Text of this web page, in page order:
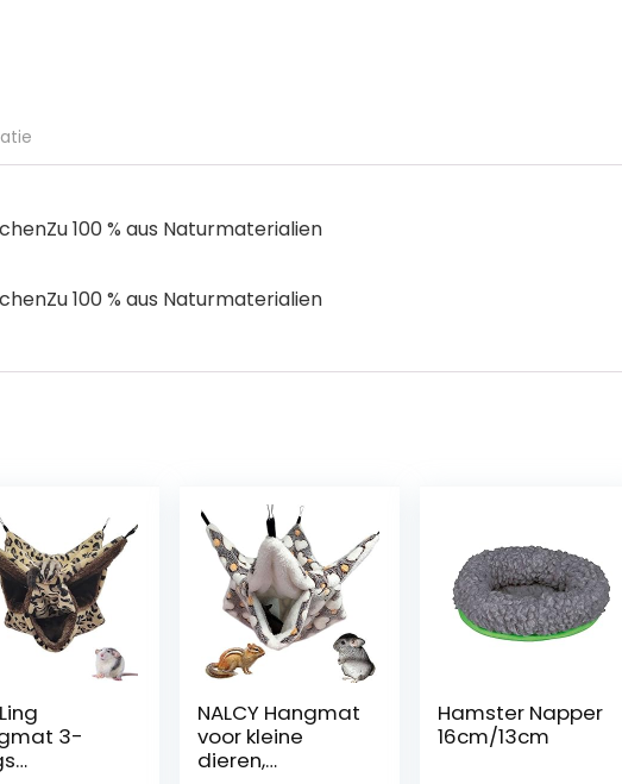
100 % aus Naturmaterialien
100 % aus Naturmaterialien
3-
NALCY Hangmat
voor kleine
dieren,
Hamster Napper
16cm/13cm